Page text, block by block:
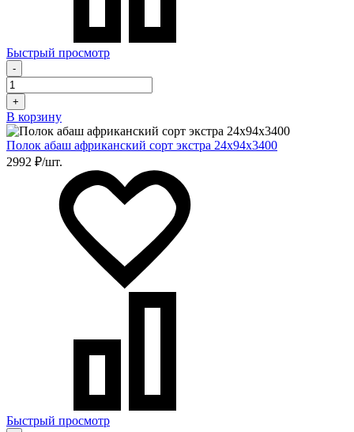
Быстрый просмотр
-
+
В корзину
Полок абаш африканский сорт экстра 24х94х3400
2992 ₽/шт.
Быстрый просмотр